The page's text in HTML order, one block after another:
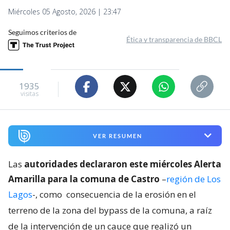
Miércoles 05 Agosto, 2026 | 23:47
Seguimos criterios de
Ética y transparencia de BBCL
1935
visitas
VER RESUMEN
Las autoridades declararon este miércoles Alerta
Amarilla para la comuna de Castro –región de Los
Lagos-, como consecuencia de la erosión en el
terreno de la zona del bypass de la comuna, a raíz
de la intervención de un cauce que realizó un